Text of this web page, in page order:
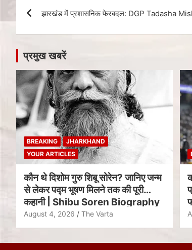
झारखंड में प्रशासनिक फेरबदल: DGP Tadasha
प्रमुख खबरें
BREAKING
JHARKHAND
YOUR ARTICLES
कौन थे दिशोम गुरु शिबू सोरेन? जानिए जन्म
से लेकर पद्म भूषण मिलने तक की पूरी
कहानी | Shibu Soren Biography
August 4, 2026 The Varta